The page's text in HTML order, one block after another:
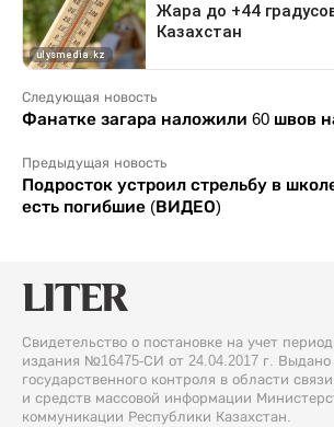
Следующая новость
Фанатке загара наложили 60 швов
Предыдущая новость
Подросток устроил стрельбу в
есть погибшие (ВИДЕО)
Свидетельство о постановке на учет
издания №16475-СИ от 24.04.2017 г.
государственного контроля в области
и средств массовой информации
коммуникации Республики Казахстан.